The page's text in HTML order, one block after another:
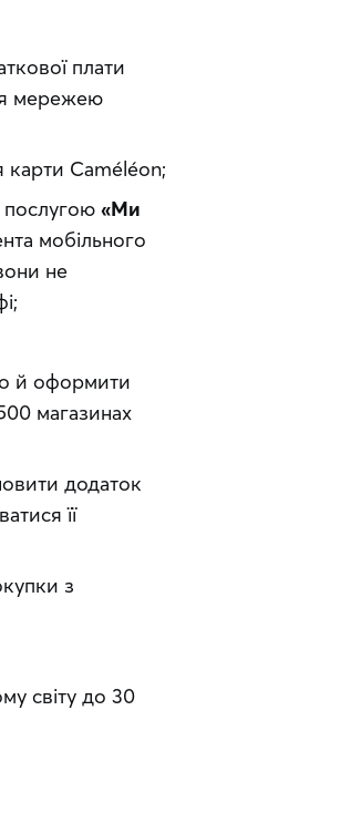
плати
мережею
карти Caméléon;
послугою «Ми
мобільного
не
й оформити
магазинах
додаток
її
з
світу до 30